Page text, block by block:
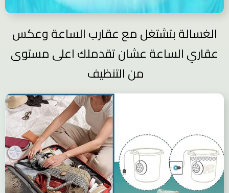
الغسالة بتشتغل مع عقارب الساعة وعكس
عقاري الساعة عشان تقدملك اعلى مستوى
من التنظيف